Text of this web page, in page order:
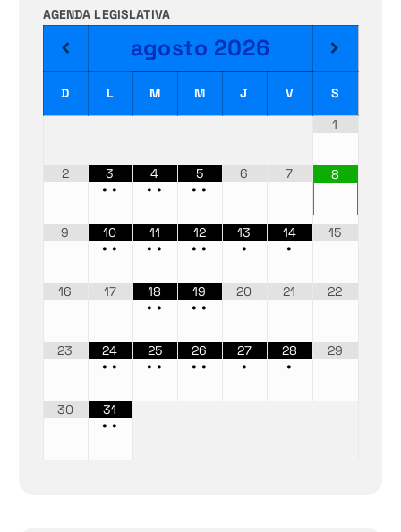
AGENDA LEGISLATIVA
agosto 2026
D L M M J V
S
1
2
3
••
4
••
5
••
6 7 8
9
10
••
11
••
12
••
13
•
14
•
15
16 17
18
••
19
••
20 21 22
23
24
••
25
••
26
••
27
•
28
•
29
30
31
••